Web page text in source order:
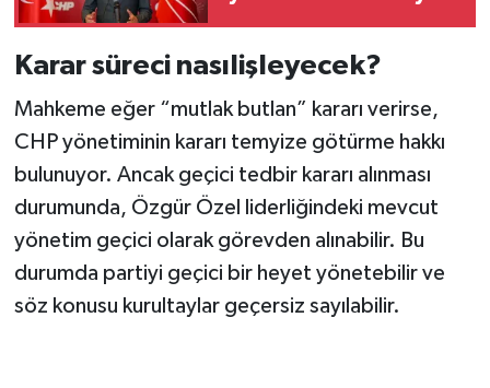
Karar süreci nasılişleyecek?
Mahkeme eğer “mutlak butlan” kararı verirse,
CHP yönetiminin kararı temyize götürme hakkı
bulunuyor. Ancak geçici tedbir kararı alınması
durumunda, Özgür Özel liderliğindeki mevcut
yönetim geçici olarak görevden alınabilir. Bu
durumda partiyi geçici bir heyet yönetebilir ve
söz konusu kurultaylar geçersiz sayılabilir.